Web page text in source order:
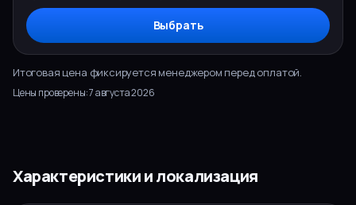
Выбрать
Итоговая цена фиксируется менеджером перед оплатой.
Цены проверены:7 августа 2026
Характеристики и локализация